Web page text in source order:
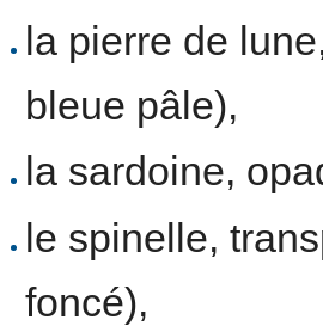
la pierre de
bleue pâle),
la sardoine,
le spinelle,
foncé),